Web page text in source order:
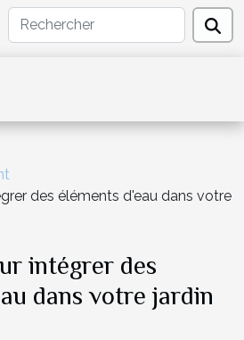
des éléments d'eau dans votre
intégrer des
dans votre jardin